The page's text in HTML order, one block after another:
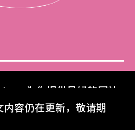
」为你提供最好的网站
容仍在更新，敬请期